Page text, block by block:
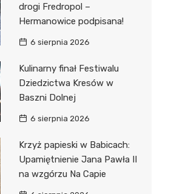
drogi Fredropol –
Hermanowice podpisana!
6 sierpnia 2026
Kulinarny finał Festiwalu
Dziedzictwa Kresów w
Baszni Dolnej
6 sierpnia 2026
Krzyż papieski w Babicach:
Upamiętnienie Jana Pawła II
na wzgórzu Na Capie